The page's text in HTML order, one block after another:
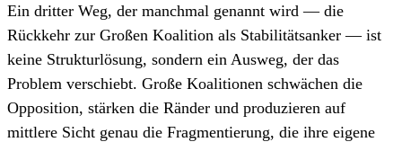
Ein dritter Weg, der manchmal genannt wird — die
Rückkehr zur Großen Koalition als Stabilitätsanker — ist
keine Strukturlösung, sondern ein Ausweg, der das
Problem verschiebt. Große Koalitionen schwächen die
Opposition, stärken die Ränder und produzieren auf
mittlere Sicht genau die Fragmentierung, die ihre eigene